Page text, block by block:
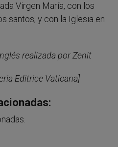
Virgen María, con los
santos, y con la Iglesia en
realizada por Zenit
Editrice Vaticana]